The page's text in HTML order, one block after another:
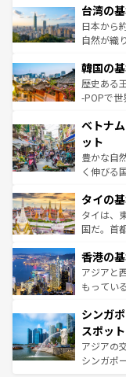
人々、お
ク、伝統
っている
はコンテ
リアリー
ク）、タ
ど、見ど
いる。ア
ビング、
い。オー
参照して
台湾の
日本から
自然が織
ン）、静
と山間の
驚きをも
容にもい
照してほ
韓国の
歴史ある
-POPで世
き、地方
できる。
まで、さ
らではの
覧 を参照
ベトナ
ット
豊かな自
く伸びる
急速な発
ーチミン
醸し出し
とつ。フ
ひ現地で
が旅行者
参照して
タイの
タイは、
国だ。首
の活気が
帯で自然
いビーチ
激する。
が待って
た文化、
け
香港の
アジアと
もってい
み、どこ
ており、
うな絶景
そ
シンガ
スポット
アジアの
シンガポ